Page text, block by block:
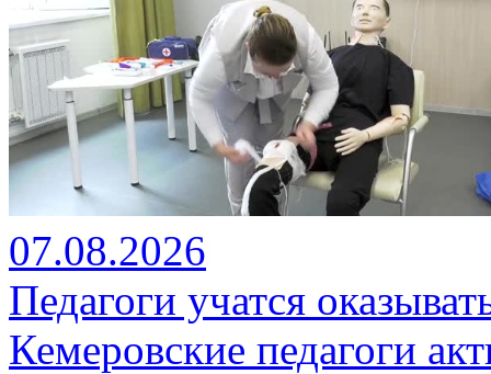
07.08.2026
Педагоги учатся
Кемеровские педагоги